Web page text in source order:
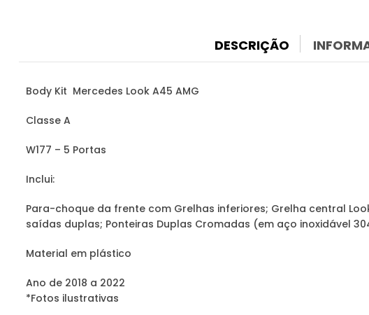
DESCRIÇÃO
Body Kit Mercedes Look A45 AMG
Classe A
W177 – 5 Portas
Inclui:
Para-choque da frente com Grelhas inferiores; Grelha central
saídas duplas; Ponteiras Duplas Cromadas (em aço inoxidável
Material em plástico
Ano de 2018 a 2022
*Fotos ilustrativas